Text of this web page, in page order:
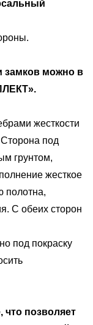
замков можно в
жесткости
под
грунтом,
жесткое
полотна,
С обеих сторон
под покраску
позволяет